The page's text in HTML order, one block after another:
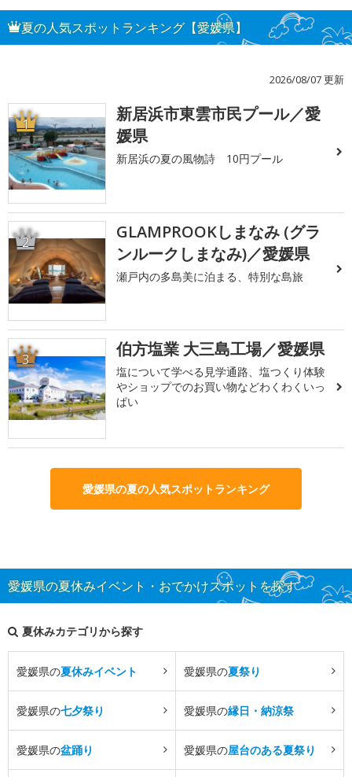
夏の人気スポットランキング【愛媛県】
2026/08/07 更新
1
新居浜市東雲市民プール／愛
媛県
新居浜の夏の風物詩 10円プール
2
GLAMPROOKしまなみ (グラ
ンルークしまなみ)／愛媛県
瀬戸内の多島美に泊まる、特別な島旅
3 伯方塩業 大三島工場／愛媛県
塩について学べる見学通路、塩つくり体験
やショップでのお買い物などわくわくいっ
ぱい
愛媛県の夏の人気スポットランキング
愛媛県の夏休みイベント・おでかけスポットを探す
夏休みカテゴリから探す
愛媛県の夏休みイベント 愛媛県の夏祭り
愛媛県の七夕祭り 愛媛県の縁日・納涼祭
愛媛県の盆踊り 愛媛県の屋台のある夏祭り